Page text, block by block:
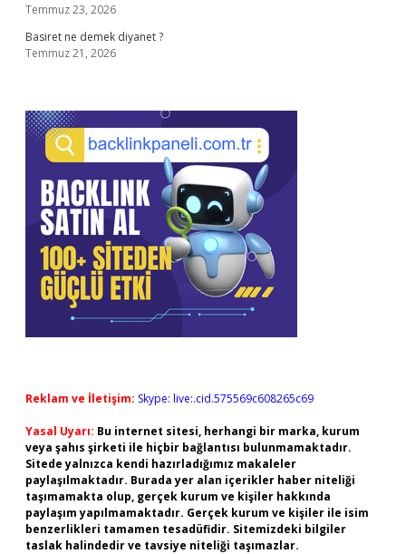
Temmuz 23, 2026
Basiret ne demek diyanet ?
Temmuz 21, 2026
Reklam ve İletişim: Skype: live:.cid.575569c608265c69
Yasal Uyarı: Bu internet sitesi, herhangi bir marka, kurum
veya şahıs şirketi ile hiçbir bağlantısı bulunmamaktadır.
Sitede yalnızca kendi hazırladığımız makaleler
paylaşılmaktadır. Burada yer alan içerikler haber niteliği
taşımamakta olup, gerçek kurum ve kişiler hakkında
paylaşım yapılmamaktadır. Gerçek kurum ve kişiler ile isim
benzerlikleri tamamen tesadüfidir. Sitemizdeki bilgiler
taslak halindedir ve tavsiye niteliği taşımazlar.